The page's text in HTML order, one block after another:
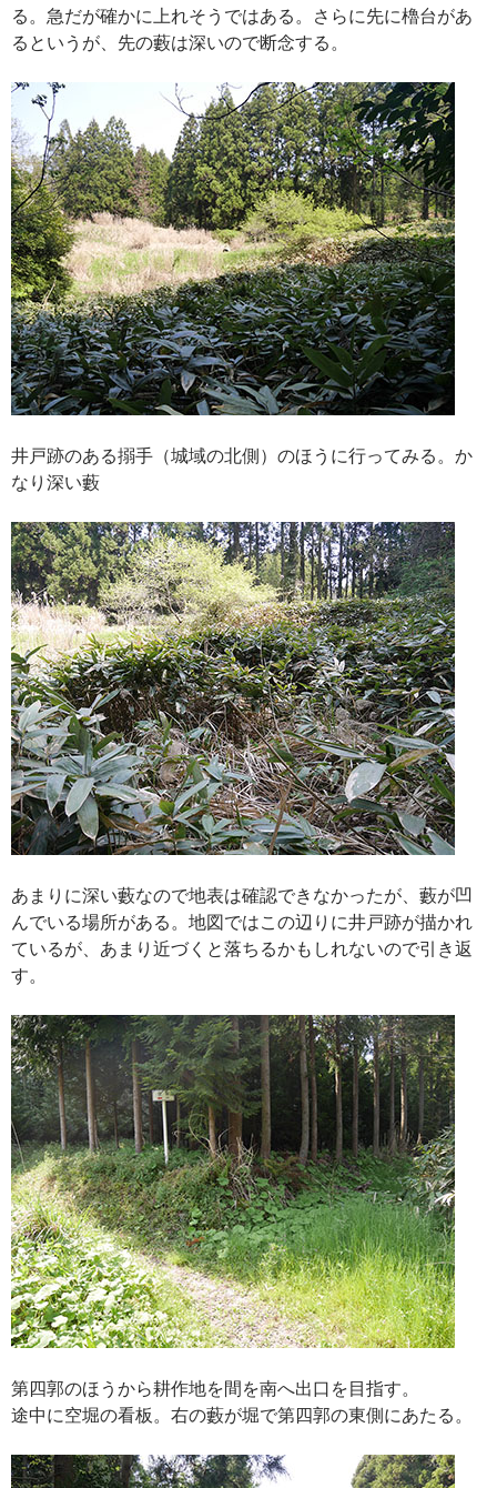
る。急だが確かに上れそうではある。さらに先に櫓台があ
るというが、先の藪は深いので断念する。
井戸跡のある搦手（城域の北側）のほうに行ってみる。か
なり深い藪
あまりに深い藪なので地表は確認できなかったが、藪が凹
んでいる場所がある。地図ではこの辺りに井戸跡が描かれ
ているが、あまり近づくと落ちるかもしれないので引き返
す。
第四郭のほうから耕作地を間を南へ出口を目指す。
途中に空堀の看板。右の藪が堀で第四郭の東側にあたる。